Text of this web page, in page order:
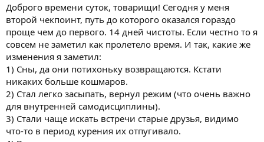
Доброго времени суток, товарищи! Сегодня у меня
второй чекпоинт, путь до которого оказался гораздо
проще чем до первого. 14 дней чистоты. Если честно то я
совсем не заметил как пролетело время. И так, какие же
изменения я заметил:
1) Сны, да они потихоньку возвращаются. Кстати
никаких больше кошмаров.
2) Стал легко засыпать, вернул режим (что очень важно
для внутренней самодисциплины).
3) Стали чаще искать встречи старые друзья, видимо
что-то в период курения их отпугивало.